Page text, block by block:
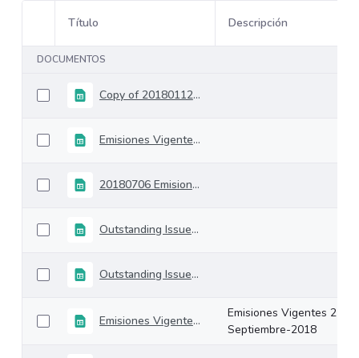
Selección del elemento
Título Descripción
DOCUMENTOS
Copy of 20180112 Emisiones Vigentes
Emisiones Vigentes 05-Enero-2018
20180706 Emisiones Vigentes
Outstanding Issues 19-October-2018
Outstanding Issues 12-October-2018
Emisiones Vigentes 21-Septiembre-2018
Emisiones Vigentes 21-
Septiembre-2018